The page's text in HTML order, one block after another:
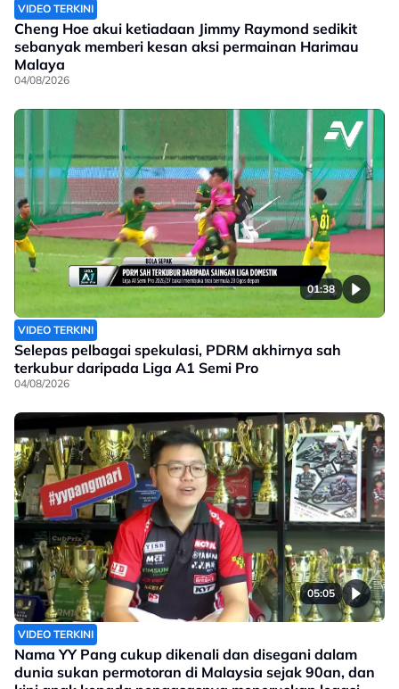
VIDEO TERKINI
Cheng Hoe akui ketiadaan Jimmy Raymond sedikit
sebanyak memberi kesan aksi permainan Harimau
Malaya
04/08/2026
01:38
VIDEO TERKINI
Selepas pelbagai spekulasi, PDRM akhirnya sah
terkubur daripada Liga A1 Semi Pro
04/08/2026
05:05
VIDEO TERKINI
Nama YY Pang cukup dikenali dan disegani dalam
dunia sukan permotoran di Malaysia sejak 90an, dan